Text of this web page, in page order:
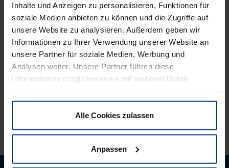
Inhalte und Anzeigen zu personalisieren, Funktionen für
soziale Medien anbieten zu können und die Zugriffe auf
unsere Website zu analysieren. Außerdem geben wir
Informationen zu Ihrer Verwendung unserer Website an
unsere Partner für soziale Medien, Werbung und
Analysen weiter. Unsere Partner führen diese
Informationen möglicherweise mit weiteren Daten
sie im Rahmen Ihrer Nutzung der Dienste gesammelt
haben. Sie können selbst entscheiden, welche Cookies
wir verwenden dürfen. Natürlich haben Sie jederzeit die
Alle Cookies zulassen
Anpassen
Was zeichnet dich aus?
Wie lange dauert die Ausbildung?
Wo wird der Lehrberuf angeboten?
Wie kann ich mich bewerben?